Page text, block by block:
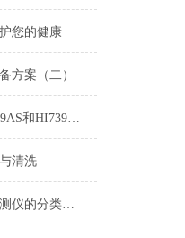
您的健康
方案（二）
哈钠氟化物试剂HI739AS和HI739BS使用方法
清洗
介绍二氧化硫气体检测仪的分类和优势